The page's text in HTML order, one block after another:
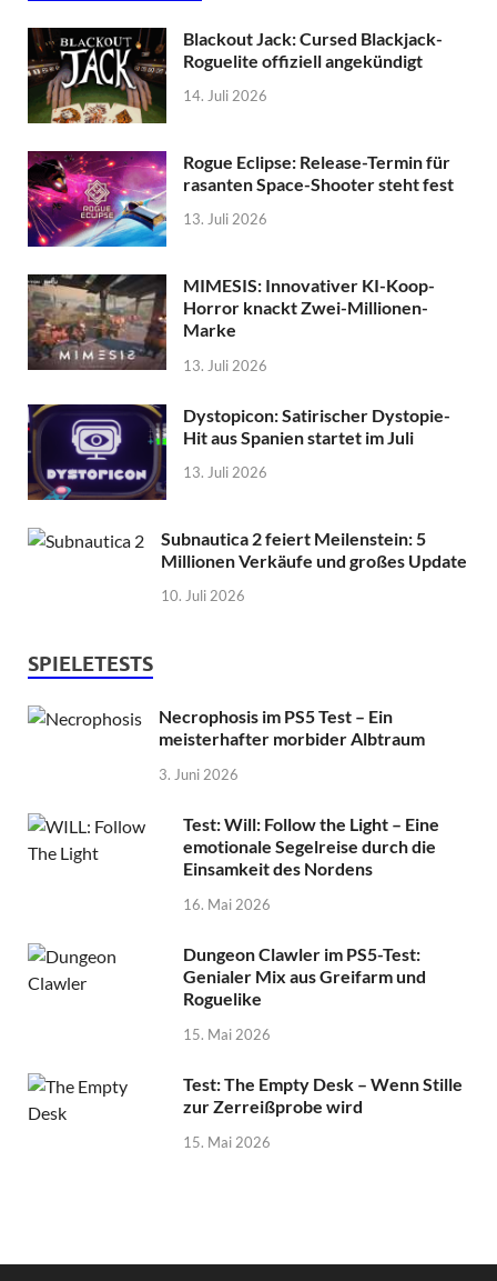
Blackout Jack: Cursed Blackjack-
Roguelite offiziell angekündigt
14. Juli 2026
Rogue Eclipse: Release-Termin für
rasanten Space-Shooter steht fest
13. Juli 2026
MIMESIS: Innovativer KI-Koop-
Horror knackt Zwei-Millionen-
Marke
13. Juli 2026
Dystopicon: Satirischer Dystopie-
Hit aus Spanien startet im Juli
13. Juli 2026
Subnautica 2 feiert Meilenstein: 5
Millionen Verkäufe und großes Update
10. Juli 2026
SPIELETESTS
Necrophosis im PS5 Test – Ein
meisterhafter morbider Albtraum
3. Juni 2026
Test: Will: Follow the Light – Eine
emotionale Segelreise durch die
Einsamkeit des Nordens
16. Mai 2026
Dungeon Clawler im PS5-Test:
Genialer Mix aus Greifarm und
Roguelike
15. Mai 2026
Test: The Empty Desk – Wenn Stille
zur Zerreißprobe wird
15. Mai 2026